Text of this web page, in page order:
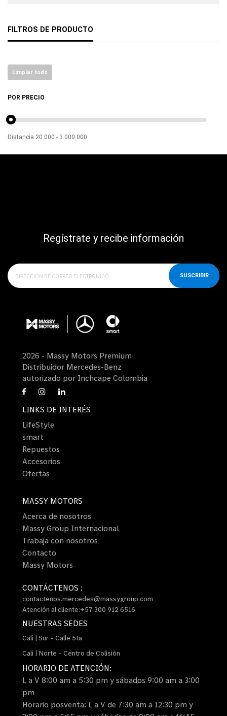
FILTROS DE PRODUCTO
Limpiar todo
POR PRECIO
Distancia 20.000 - 3.000.000
Regístrate y recibe información
SUSCRIBIR
2026 - Massy Motors Premium
Distribuidor Mercedes-Benz
autorizado por Inchcape Colombia
LINKS DE INTERÉS
LifeStyle
smart
Repuestos
Accesorios
Ofertas
MASSY MOTORS
Acerca de nosotros
Massy Group Internacional
Trabaja con nosotros
Contacto
Massy Motors
CONTÁCTENOS :
contactenos.mercedes@massygroup.com
Atención al cliente:+57 300 912 6516
NUESTRAS SEDES
Cali | Sur – Calle 5ta
Cali | Norte – Centro de Colisión
HORARIO DE ATENCIÓN:
L a V 8:00 am a 5:30 pm y sábados 9:00 am a 3:00
pm
Horario posventa: L a V de 7:30 am a 12:30 pm y